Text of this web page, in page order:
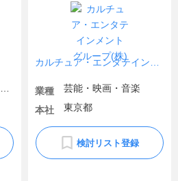
業種
芸能・映画・音楽
本社
東京都
検討リスト登録